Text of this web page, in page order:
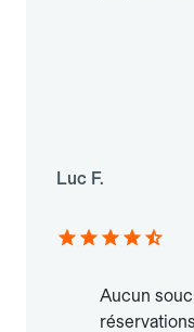
Luc F.
Aucun